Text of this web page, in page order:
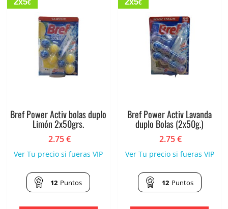
€
Bref Power Activ bolas duplo
Limón 2x50grs.
2.75€
Ver Tu precio si fueras VIP
12 Puntos
€
Bref Power Activ Lavanda
duplo Bolas (2x50g.)
2.75€
Ver Tu precio si fueras VIP
12 Puntos